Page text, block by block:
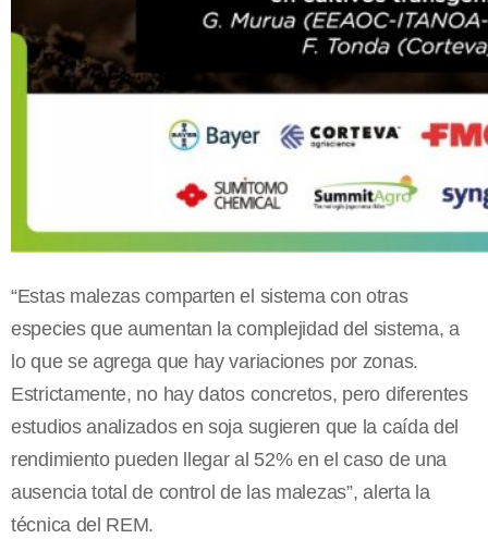
“Estas malezas comparten el sistema con otras
especies que aumentan la complejidad del sistema, a
lo que se agrega que hay variaciones por zonas.
Estrictamente, no hay datos concretos, pero diferentes
estudios analizados en soja sugieren que la caída del
rendimiento pueden llegar al 52% en el caso de una
ausencia total de control de las malezas”, alerta la
técnica del REM.